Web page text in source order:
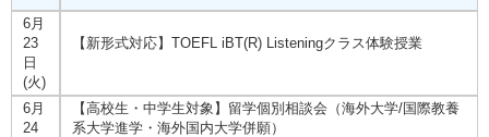
6月
23
日
(火)
【新形式対応】TOEFL iBT(R) Listeningクラス体験授業
6月
24
【高校生・中学生対象】留学個別相談会（海外大学/国際教養
系大学進学・海外国内大学併願）